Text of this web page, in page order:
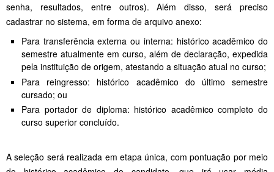
senha, resultados, entre outros). Além disso, será preciso
cadastrar no sistema, em forma de arquivo anexo:
Para transferência externa ou interna: histórico acadêmico do
semestre atualmente em curso, além de declaração, expedida
pela instituição de origem, atestando a situação atual no curso;
Para reingresso: histórico acadêmico do último semestre
cursado; ou
Para portador de diploma: histórico acadêmico completo do
curso superior concluído.
A seleção será realizada em etapa única, com pontuação por meio